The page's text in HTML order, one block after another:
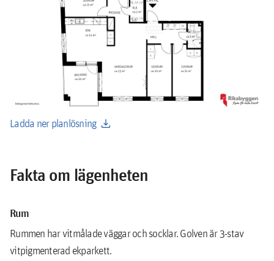
Ladda ner planlösning download
Fakta om lägenheten
Rum
Rummen har vitmålade väggar och socklar. Golven är 3-stav
vitpigmenterad ekparkett.